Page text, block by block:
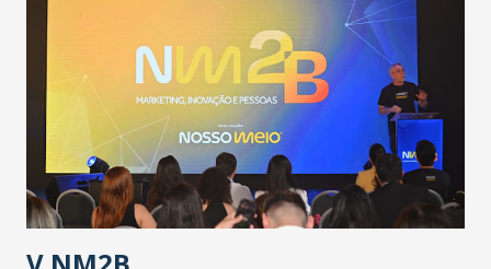
epidemia comum, como temos em todos os anos, com
aumento de casos de dengue, influenza ou H1N1. Trata-se
de uma epidemia com um vírus diferente, com um poder de
contaminação maior que outros coronavírus”, apontou o
secretário. Segundo ele, é uma epidemia com chance de
contaminação alta, podendo gerar um grande risco à
população e ao sistema de saúde. “Precisamos saber fazer a
estratificação do risco da doença, para não so...